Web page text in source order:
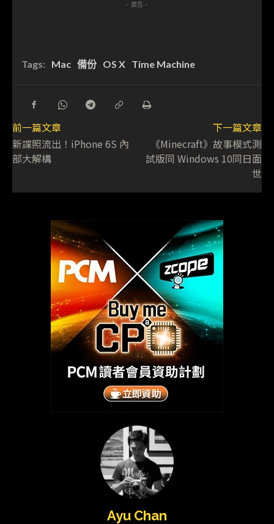
- 廣告 -
Tags: Mac 備份 OS X Time Machine
前一篇文章
新諜照流出！iPhone 6S 內
部大解構
下一篇文章
《Minecraft》故事模式測
試版同 Windows 10同日面
世
Ayu Chan